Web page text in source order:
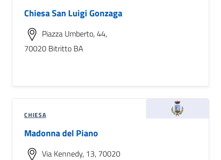
Chiesa San Luigi Gonzaga
Piazza Umberto, 44,
70020 Bitritto BA
CHIESA
Madonna del Piano
Via Kennedy, 13, 70020